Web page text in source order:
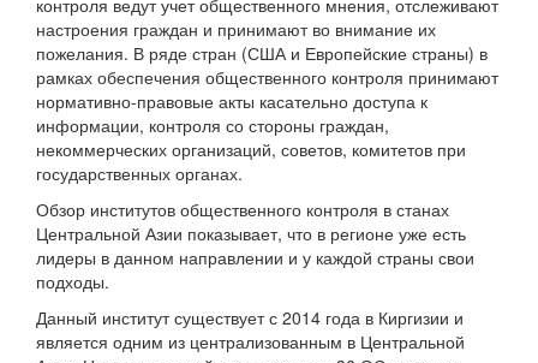
контроля ведут учет общественного мнения, отслеживают
настроения граждан и принимают во внимание их
пожелания. В ряде стран (США и Европейские страны) в
рамках обеспечения общественного контроля принимают
нормативно-правовые акты касательно доступа к
информации, контроля со стороны граждан,
некоммерческих организаций, советов, комитетов при
государственных органах.
Обзор институтов общественного контроля в станах
Центральной Азии показывает, что в регионе уже есть
лидеры в данном направлении и у каждой страны свои
подходы.
Данный институт существует с 2014 года в Киргизии и
является одним из централизованным в Центральной